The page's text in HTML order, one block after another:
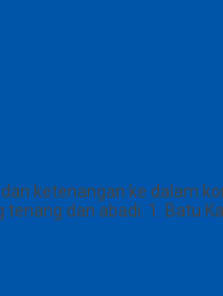
ketenangan ke dalam
dan abadi. 1. Batu